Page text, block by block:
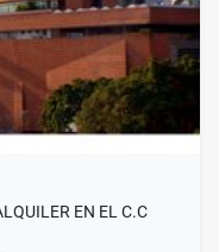
EN EL C.C